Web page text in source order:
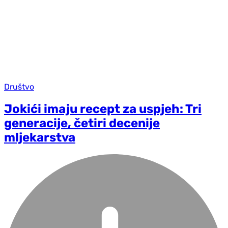
Društvo
Jokići imaju recept za uspjeh: Tri
generacije, četiri decenije
mljekarstva